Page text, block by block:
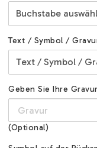
Text / Symbol /
Geben Sie Ihre
(Optional)